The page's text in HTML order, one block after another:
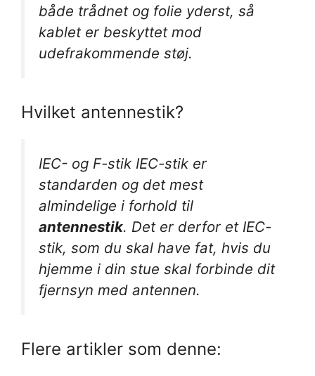
både trådnet og folie yderst, så
kablet er beskyttet mod
udefrakommende støj.
Hvilket antennestik?
IEC- og F-stik IEC-stik er
standarden og det mest
almindelige i forhold til
antennestik. Det er derfor et IEC-
stik, som du skal have fat, hvis du
hjemme i din stue skal forbinde dit
fjernsyn med antennen.
Flere artikler som denne: